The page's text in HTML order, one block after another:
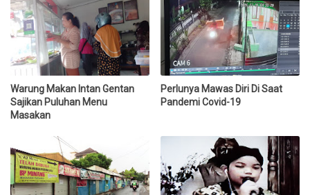
Warung Makan Intan Gentan
Sajikan Puluhan Menu
Masakan
Perlunya Mawas Diri Di Saat
Pandemi Covid-19